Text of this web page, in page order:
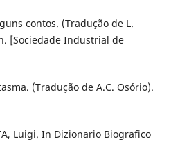
contos. (Tradução de L.
[Sociedade Industrial de
(Tradução de A.C. Osório).
Luigi. In Dizionario Biografico